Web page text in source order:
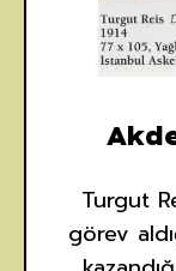
Turgut
görev